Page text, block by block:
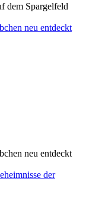
dem Spargelfeld
neu entdeckt
neu entdeckt
der